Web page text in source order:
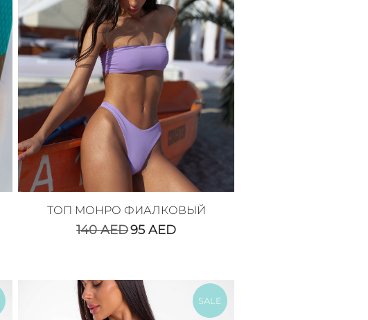
ТОП МОНРО ФИАЛКОВЫЙ
140AED95AED
SALE